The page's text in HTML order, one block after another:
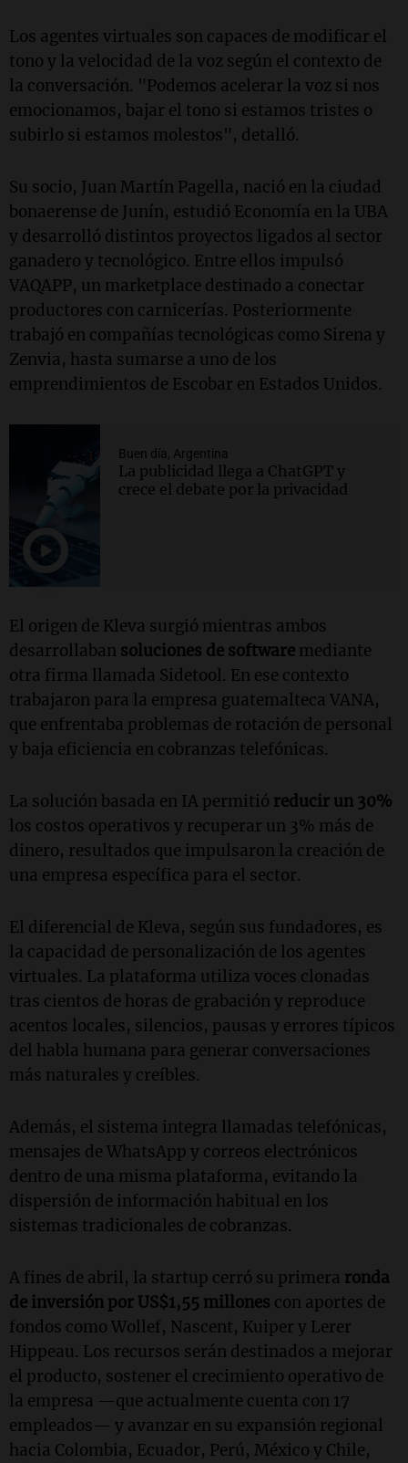
Los agentes virtuales son capaces de modificar el
tono y la velocidad de la voz según el contexto de
la conversación. "Podemos acelerar la voz si nos
emocionamos, bajar el tono si estamos tristes o
subirlo si estamos molestos", detalló.
Su socio, Juan Martín Pagella, nació en la ciudad
bonaerense de Junín, estudió Economía en la UBA
y desarrolló distintos proyectos ligados al sector
ganadero y tecnológico. Entre ellos impulsó
VAQAPP, un marketplace destinado a conectar
productores con carnicerías. Posteriormente
trabajó en compañías tecnológicas como Sirena y
Zenvia, hasta sumarse a uno de los
emprendimientos de Escobar en Estados Unidos.
Buen día, Argentina
La publicidad llega a ChatGPT y
crece el debate por la privacidad
El origen de Kleva surgió mientras ambos
desarrollaban soluciones de software mediante
otra firma llamada Sidetool. En ese contexto
trabajaron para la empresa guatemalteca VANA,
que enfrentaba problemas de rotación de personal
y baja eficiencia en cobranzas telefónicas.
La solución basada en IA permitió reducir un 30%
los costos operativos y recuperar un 3% más de
dinero, resultados que impulsaron la creación de
una empresa específica para el sector.
El diferencial de Kleva, según sus fundadores, es
la capacidad de personalización de los agentes
virtuales. La plataforma utiliza voces clonadas
tras cientos de horas de grabación y reproduce
acentos locales, silencios, pausas y errores típicos
del habla humana para generar conversaciones
más naturales y creíbles.
Además, el sistema integra llamadas telefónicas,
mensajes de WhatsApp y correos electrónicos
dentro de una misma plataforma, evitando la
dispersión de información habitual en los
sistemas tradicionales de cobranzas.
A fines de abril, la startup cerró su primera ronda
de inversión por US$1,55 millones con aportes de
fondos como Wollef, Nascent, Kuiper y Lerer
Hippeau. Los recursos serán destinados a mejorar
el producto, sostener el crecimiento operativo de
la empresa —que actualmente cuenta con 17
empleados— y avanzar en su expansión regional
hacia Colombia, Ecuador, Perú, México y Chile,